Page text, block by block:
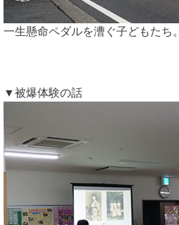
一生懸命ペダルを漕ぐ子どもたち。
▼被爆体験の話